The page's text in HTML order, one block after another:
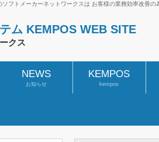
フトメーカーネットワークスは お客様の業務効率改善
ム KEMPOS WEB SITE
クス
NEWS
お知らせ
KEMPOS
kempos